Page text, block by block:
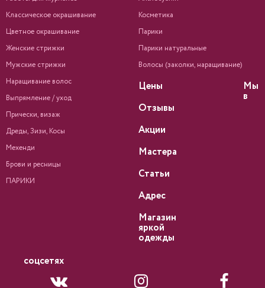
Классическое окрашивание
Цветное окрашивание
Женские стрижки
Мужские стрижки
Наращивание волос
Выпрямление / уход
Прически, визаж
Дреды, Зизи, Косы
Мехенди
Брови и ресницы
ПАРИКИ
Косметика
Парики
Парики натуральные
Волосы (заколки, наращивание)
Цены
Отзывы
Акции
Мастера
Статьи
Адрес
Магазин
яркой
одежды
Мы
в
соцсетях